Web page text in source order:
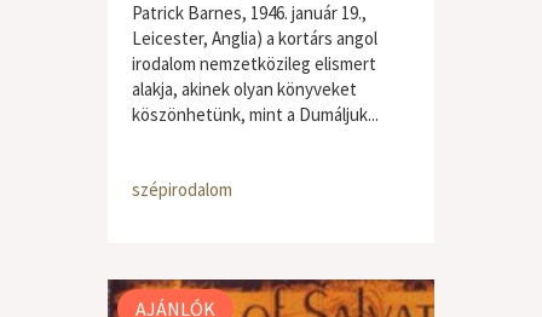
Patrick Barnes, 1946. január 19.,
Leicester, Anglia) a kortárs angol
irodalom nemzetközileg elismert
alakja, akinek olyan könyveket
köszönhetünk, mint a Dumáljuk...
szépirodalom
AJÁNLÓK